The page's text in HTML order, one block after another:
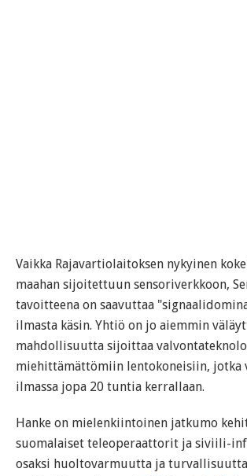
Vaikka Rajavartiolaitoksen nykyinen
maahan sijoitettuun sensoriverkkoon,
tavoitteena on saavuttaa
ilmasta käsin. Yhtiö on jo aiemmin
mahdollisuutta sijoittaa
miehittämättömiin lentokoneisiin, jotka
ilmassa jopa 20 tuntia kerrallaan.
Hanke on mielenkiintoinen jatkumo
suomalaiset teleoperaattorit ja siviili-
osaksi huoltovarmuutta ja